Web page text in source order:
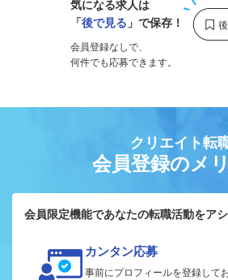
気になる求人は
「後で見る 」で保存！
会員登録なしで、
何件でも応募できます。
クリエイト転
会員登録のメ
会員限定機能であなたの転職活動をアシ
カンタン応募
事前にプロフィールを登録して